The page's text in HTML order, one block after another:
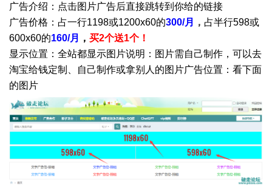
广告介绍：点击图片广告后直接跳转到你给的链接
广告价格：占一行1198或1200x60的300/月 ， 占半行598或
600x60的160/月 ， 买2个送1个！
显示位置：全站都显示图片说明：图片需自己制作，可以去
淘宝给钱定制、自己制作或拿别人的图片广告位置：看下面
的图片